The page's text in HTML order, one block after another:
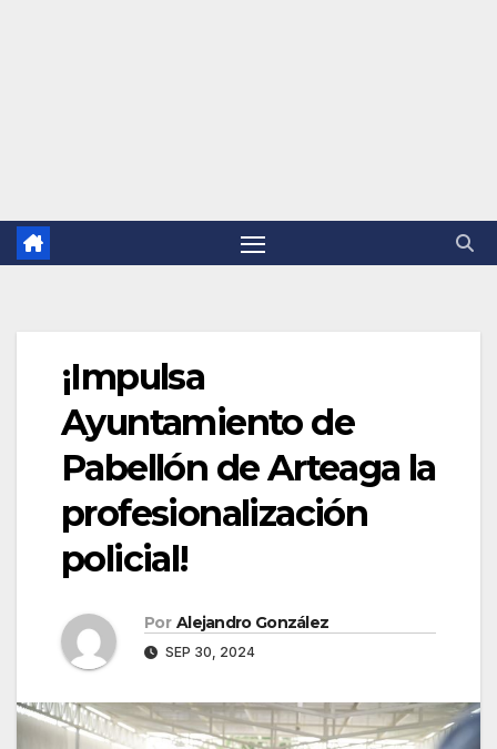
¡Impulsa
Ayuntamiento de
Pabellón de Arteaga la
profesionalización
policial!
Por Alejandro González
SEP 30, 2024